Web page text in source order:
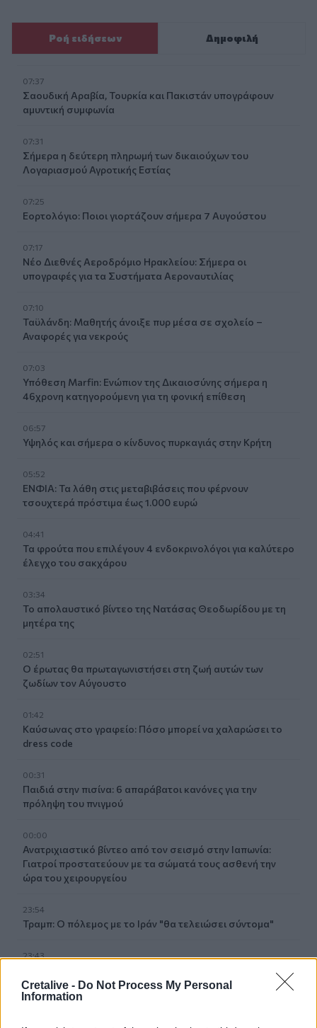
Cretalive - Do Not Process My Personal
Information
Ροή ειδήσεων Δημοφιλή
07:37
Σαουδική Αραβία, Τουρκία και Πακιστάν υπογράφουν
αμυντική συμφωνία
07:31
Σήμερα η δεύτερη πληρωμή των δικαιούχων του
Λογαριασμού Αγροτικής Εστίας
07:25
Εορτολόγιο: Ποιοι γιορτάζουν σήμερα 7 Αυγούστου
07:17
Νέο Διεθνές Αεροδρόμιο Ηρακλείου: Σήμερα οι
υπογραφές για τα Συστήματα Αεροναυτιλίας
07:10
Ταϋλάνδη: Μαθητής άνοιξε πυρ μέσα σε σχολείο –
Αναφορές για νεκρούς
07:03
Υπόθεση Marfin: Ενώπιον της Δικαιοσύνης σήμερα η
46χρονη κατηγορούμενη για τη φονική επίθεση
06:57
Υψηλός και σήμερα ο κίνδυνος πυρκαγιάς στην Κρήτη
05:52
ΕΝΦΙΑ: Τα λάθη στις μεταβιβάσεις που φέρνουν
τσουχτερά πρόστιμα έως 1.000 ευρώ
04:41
Τα φρούτα που επιλέγουν 4 ενδοκρινολόγοι για καλύτερο
έλεγχο του σακχάρου
03:34
Το απολαυστικό βίντεο της Νατάσας Θεοδωρίδου με τη
μητέρα της
02:51
Ο έρωτας θα πρωταγωνιστήσει στη ζωή αυτών των
ζωδίων τον Αύγουστο
01:42
Καύσωνας στο γραφείο: Πόσο μπορεί να χαλαρώσει το
dress code
00:31
Παιδιά στην πισίνα: 6 απαράβατοι κανόνες για την
πρόληψη του πνιγμού
00:00
Ανατριχιαστικό βίντεο από τον σεισμό στην Ιαπωνία:
Γιατροί προστατεύουν με τα σώματά τους ασθενή την
ώρα του χειρουργείου
23:54
Τραμπ: Ο πόλεμος με το Ιράν "θα τελειώσει σύντομα"
23:43
Χαλκίδας